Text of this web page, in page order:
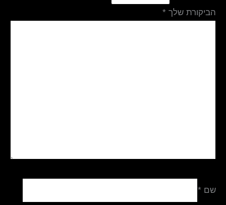
הביקורת שלך *
שם *